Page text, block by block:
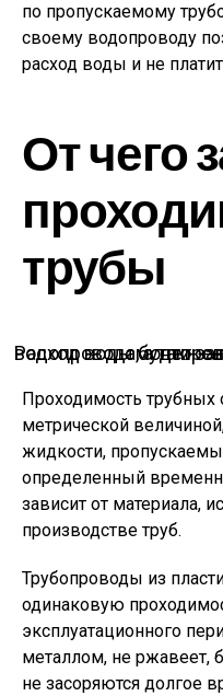
по пропускаемому
своему водопроводу
расход воды и не
От чего
трубы
Расход воды будет зависеть конфигурации водопровода,
Проходимость трубных
метрической
жидкости,
определенный
зависит от материала,
производстве труб.
Трубопроводы из
одинаковую
эксплуатационного
металлом, не ржавеет,
не засоряются долгое